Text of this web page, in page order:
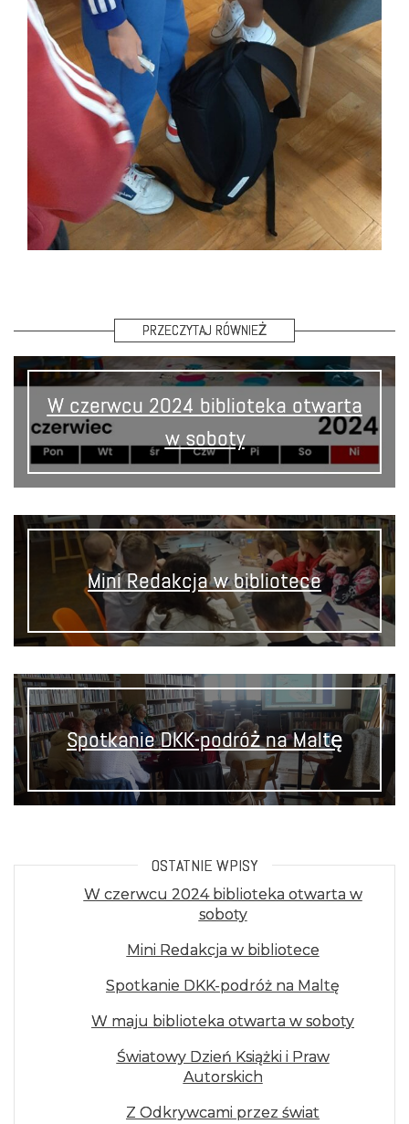
PRZECZYTAJ RÓWNIEŻ
W czerwcu 2024 biblioteka otwarta
w soboty
Mini Redakcja w bibliotece
Spotkanie DKK-podróż na Maltę
OSTATNIE WPISY
W czerwcu 2024 biblioteka otwarta w
soboty
Mini Redakcja w bibliotece
Spotkanie DKK-podróż na Maltę
W maju biblioteka otwarta w soboty
Światowy Dzień Książki i Praw
Autorskich
Z Odkrywcami przez świat